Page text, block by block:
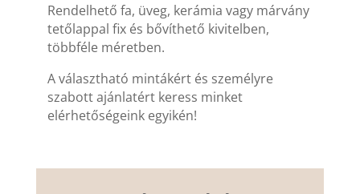
Rendelhető fa, üveg, kerámia vagy márvány
tetőlappal fix és bővíthető kivitelben,
többféle méretben.
A választható mintákért és személyre
szabott ajánlatért keress minket
elérhetőségeink egyikén!